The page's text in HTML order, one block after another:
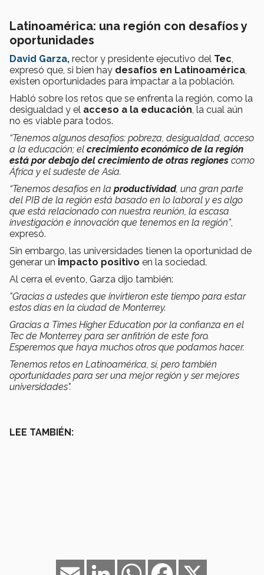
Latinoamérica: una región con desafíos y
oportunidades
David Garza, rector y presidente ejecutivo del Tec,
expresó que, si bien hay desafíos en Latinoamérica,
existen oportunidades para impactar a la población.
Habló sobre los retos que se enfrenta la región, como la
desigualdad y el acceso a la educación, la cual aún
no es viable para todos.
“Tenemos algunos desafíos: pobreza, desigualdad, acceso
a la educación; el crecimiento económico de la región
está por debajo del crecimiento de otras regiones como
África y el sudeste de Asia.
“Tenemos desafíos en la productividad, una gran parte
del PIB de la región está basado en lo laboral y es algo
que está relacionado con nuestra reunión, la escasa
investigación e innovación que tenemos en la región”,
expresó.
Sin embargo, las universidades tienen la oportunidad de
generar un impacto positivo en la sociedad.
Al cerra el evento, Garza dijo también:
"Gracias a ustedes que invirtieron este tiempo para estar
estos días en la ciudad de Monterrey.
Gracias a Times Higher Education por la confianza en el
Tec de Monterrey para ser anfitrión de este foro.
Esperemos que haya muchos otros que podamos hacer.
Tenemos retos en Latinoamérica, sí, pero también
oportunidades para ser una mejor región y ser mejores
universidades".
LEE TAMBIÉN:
Facebook
WhatsApp
LinkedIn
Email